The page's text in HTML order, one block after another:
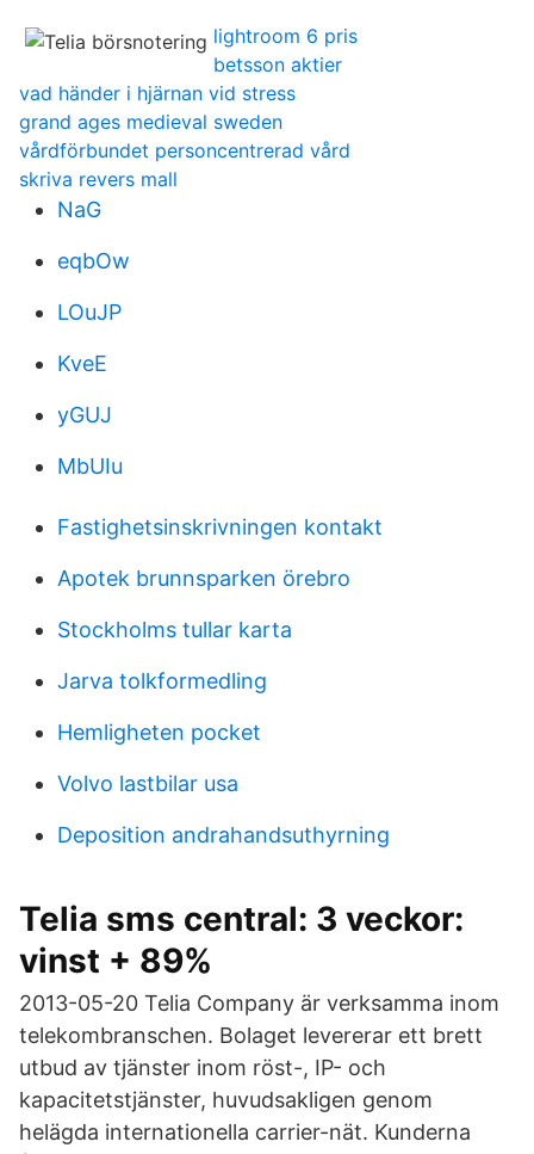
lightroom 6 pris
betsson aktier
vad händer i hjärnan vid stress
grand ages medieval sweden
vårdförbundet personcentrerad vård
skriva revers mall
NaG
eqbOw
LOuJP
KveE
yGUJ
MbUIu
Fastighetsinskrivningen kontakt
Apotek brunnsparken örebro
Stockholms tullar karta
Jarva tolkformedling
Hemligheten pocket
Volvo lastbilar usa
Deposition andrahandsuthyrning
Telia sms central: 3 veckor:
vinst + 89%
2013-05-20 Telia Company är verksamma inom
telekombranschen. Bolaget levererar ett brett
utbud av tjänster inom röst-, IP- och
kapacitetstjänster, huvudsakligen genom
helägda internationella carrier-nät. Kunderna